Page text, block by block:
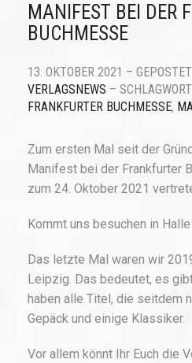
MANIFEST BEI DER
BUCHMESSE
13. OKTOBER 2021 –
VERLAGSNEWS –
FRANKFURTER BUCHMESSE,
Zum ersten Mal seit der
Manifest bei der Frankfurter
zum 24. Oktober 2021
Kommt uns besuchen in
Das letzte Mal waren wir
Leipzig. Das bedeutet, es
haben alle Titel, die seitdem
Gepäck und einige Klassiker.
Vor allem könnt Ihr Euch die